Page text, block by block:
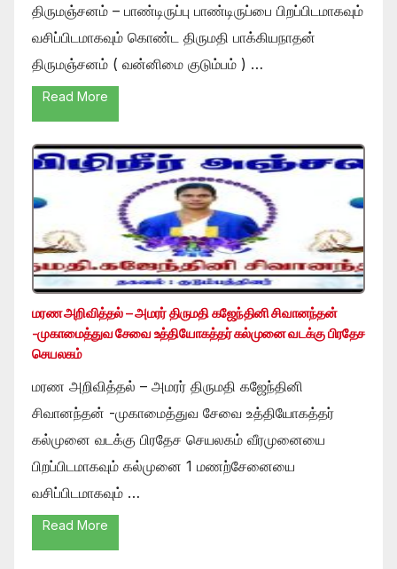
திருமஞ்சனம் – பாண்டிருப்பு பாண்டிருப்பை பிறப்பிடமாகவும்
வசிப்பிடமாகவும் கொண்ட திருமதி பாக்கியநாதன்
திருமஞ்சனம் ( வன்னிமை குடும்பம் ) …
Read More
மரண அறிவித்தல் – அமரர் திருமதி கஜேந்தினி சிவானந்தன்
-முகாமைத்துவ சேவை உத்தியோகத்தர் கல்முனை வடக்கு பிரதேச
செயலகம்
மரண அறிவித்தல் – அமரர் திருமதி கஜேந்தினி
சிவானந்தன் -முகாமைத்துவ சேவை உத்தியோகத்தர்
கல்முனை வடக்கு பிரதேச செயலகம் வீரமுனையை
பிறப்பிடமாகவும் கல்முனை 1 மணற்சேனையை
வசிப்பிடமாகவும் …
Read More